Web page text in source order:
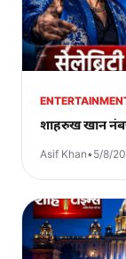
शाहरुख खान
Asif Khan•5/8/